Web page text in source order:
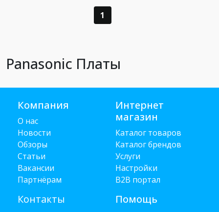
1
Panasonic Платы
Компания
О нас
Новости
Обзоры
Статьи
Вакансии
Партнёрам
Контакты
Интернет
магазин
Каталог товаров
Каталог брендов
Услуги
Настройки
B2B портал
Помощь